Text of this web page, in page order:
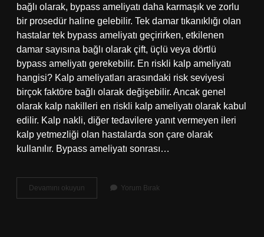
bağlı olarak, bypass ameliyatı daha karmaşık ve zorlu
bir prosedür haline gelebilir. Tek damar tıkanıklığı olan
hastalar tek bypass ameliyatı geçirirken, etkilenen
damar sayısına bağlı olarak çift, üçlü veya dörtlü
bypass ameliyatı gerekebilir. En riskli kalp ameliyatı
hangisi? Kalp ameliyatları arasındaki risk seviyesi
birçok faktöre bağlı olarak değişebilir. Ancak genel
olarak kalp nakilleri en riskli kalp ameliyatı olarak kabul
edilir. Kalp nakli, diğer tedavilere yanıt vermeyen ileri
kalp yetmezliği olan hastalarda son çare olarak
kullanılır. Bypass ameliyatı sonrası…
Devamını okuyun
Ameliyatı
Yorum Bırak